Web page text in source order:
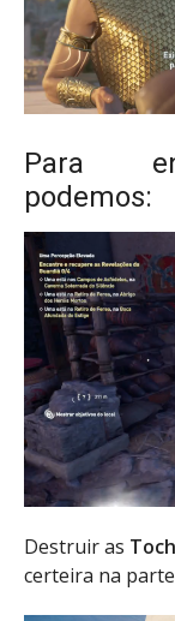
Para
podemos:
Destruir as
certeira na